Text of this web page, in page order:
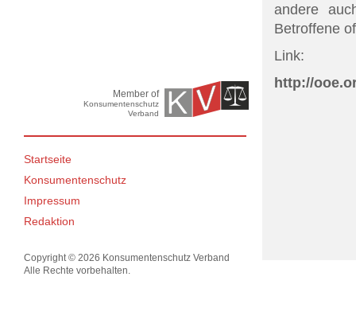
Member of
Konsumentenschutz
Verband
Startseite
Konsumentenschutz
Impressum
Redaktion
Copyright © 2026 Konsumentenschutz Verband
Alle Rechte vorbehalten.
andere
Betroffene
Link:
http://